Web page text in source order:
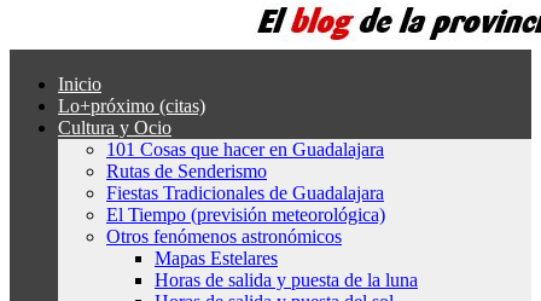
Inicio
Lo+próximo (citas)
Cultura y Ocio
101 Cosas que hacer en Guadalajara
Rutas de Senderismo
Fiestas Tradicionales de Guadalajara
El Tiempo (previsión meteorológica)
Otros fenómenos astronómicos
Mapas Estelares
Horas de salida y puesta de la luna